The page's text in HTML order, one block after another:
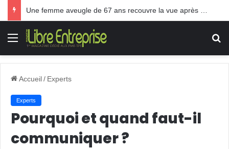
Menu
Accueil/ Experts
Experts
Pourquoi et quand faut-il
communiquer ?